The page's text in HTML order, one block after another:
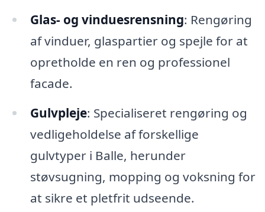
Glas- og vinduesrensning: Rengøring
af vinduer, glaspartier og spejle for at
opretholde en ren og professionel
facade.
Gulvpleje: Specialiseret rengøring og
vedligeholdelse af forskellige
gulvtyper i Balle, herunder
støvsugning, mopping og voksning for
at sikre et pletfrit udseende.